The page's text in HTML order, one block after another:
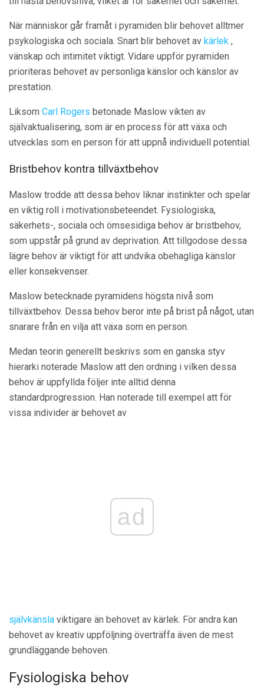
När människor går framåt i pyramiden blir behovet alltmer
psykologiska och sociala. Snart blir behovet av kärlek ,
vänskap och intimitet viktigt. Vidare uppför pyramiden
prioriteras behovet av personliga känslor och känslor av
prestation.
Liksom Carl Rogers betonade Maslow vikten av
självaktualisering, som är en process för att växa och
utvecklas som en person för att uppnå individuell potential.
Bristbehov kontra tillväxtbehov
Maslow trodde att dessa behov liknar instinkter och spelar
en viktig roll i motivationsbeteendet. Fysiologiska,
säkerhets-, sociala och ömsesidiga behov är bristbehov,
som uppstår på grund av deprivation. Att tillgodose dessa
lägre behov är viktigt för att undvika obehagliga känslor
eller konsekvenser.
Maslow betecknade pyramidens högsta nivå som
tillväxtbehov. Dessa behov beror inte på brist på något, utan
snarare från en vilja att växa som en person.
Medan teorin generellt beskrivs som en ganska styv
hierarki noterade Maslow att den ordning i vilken dessa
behov är uppfyllda följer inte alltid denna
standardprogression. Han noterade till exempel att för
vissa individer är behovet av
ad
självkänsla viktigare än behovet av kärlek. För andra kan
behovet av kreativ uppföljning överträffa även de mest
grundläggande behoven.
Fysiologiska behov